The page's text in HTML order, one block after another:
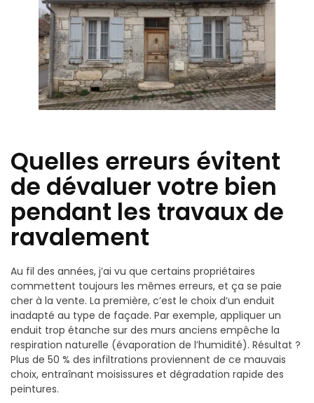
Quelles erreurs évitent
de dévaluer votre bien
pendant les travaux de
ravalement
Au fil des années, j’ai vu que certains propriétaires
commettent toujours les mêmes erreurs, et ça se paie
cher à la vente. La première, c’est le choix d’un enduit
inadapté au type de façade. Par exemple, appliquer un
enduit trop étanche sur des murs anciens empêche la
respiration naturelle (évaporation de l’humidité). Résultat ?
Plus de 50 % des infiltrations proviennent de ce mauvais
choix, entraînant moisissures et dégradation rapide des
peintures.